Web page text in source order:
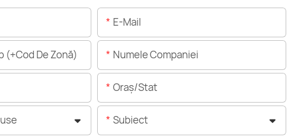
E-Mail
De Zonă) Numele Companiei
Oraș/stat
Subiect